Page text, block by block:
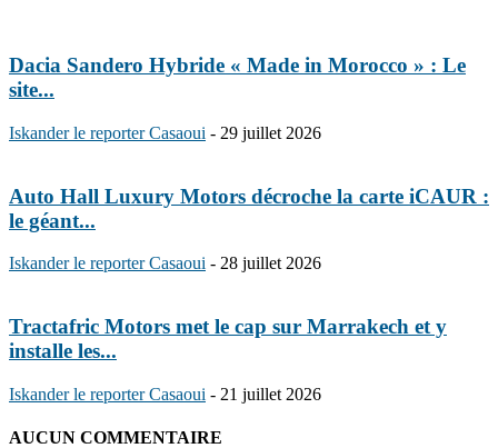
Dacia Sandero Hybride « Made in Morocco » : Le
site...
Iskander le reporter Casaoui - 29 juillet 2026
Auto Hall Luxury Motors décroche la carte iCAUR :
le géant...
Iskander le reporter Casaoui - 28 juillet 2026
Tractafric Motors met le cap sur Marrakech et y
installe les...
Iskander le reporter Casaoui - 21 juillet 2026
AUCUN COMMENTAIRE